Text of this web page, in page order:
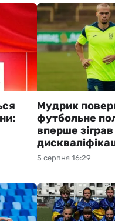
5 серпня 16:29
Мудрик
футбольне
вперше